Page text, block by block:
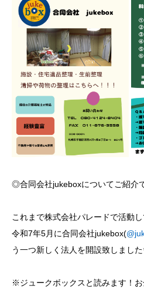
◎合同会社jukeboxについてご紹介
これまで株式会社パレードで活動し
令和7年5月に合同会社jukebox(
う一つ新しく法人を開設致しました
※ジュークボックスと読みます！